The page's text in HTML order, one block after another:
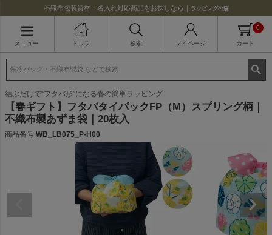
不織布包装資材・名入れ対応商品をお探しなら｜ ラッピングの森
メニュー トップ 検索 マイページ カート
0
結ぶだけで“フタバ形”になる春の簡単ラッピング
【春ギフト】フタバタイパックFP（M）スプリング柄｜
不織布製あずま袋｜20枚入
商品番号 WB_LB075_P-H00